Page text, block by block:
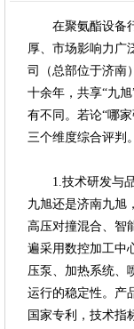
在聚氨酯设备行
厚、市场影响力广
司（总部位于济南
十余年，共享“九
有不同。若论“哪
三个维度综合评判。
1.技术研发与品
九旭还是济南九旭
高压对撞混合、智
遍采用数控加工中
压泵、加热系统、
运行的稳定性。产
国家专利，技术指